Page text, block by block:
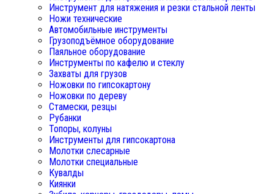
Инструмент для натяжения и резки стальной ленты
Ножи технические
Автомобильные инструменты
Грузоподъёмное оборудование
Паяльное оборудование
Инструменты по кафелю и стеклу
Захваты для грузов
Ножовки по гипсокартону
Ножовки по дереву
Стамески, резцы
Рубанки
Топоры, колуны
Инструменты для гипсокартона
Молотки слесарные
Молотки специальные
Кувалды
Киянки